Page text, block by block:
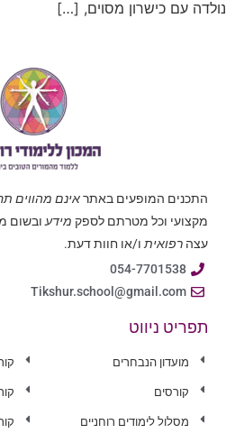
נולדה עם כישרון מסוים, […]
התכנים המופעים באתראינם מהווים
מקצועי וכל מטרתם לספק מידע ובשום
עצה רפואית ו/או חוות דעת.
054-7701538
Tikshur.school@gmail.com
תפריט ניווט
מועדון הנבחרים
קורסים
מסלול לימודים רוחניים